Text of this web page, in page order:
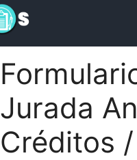
Jurada
Créditos